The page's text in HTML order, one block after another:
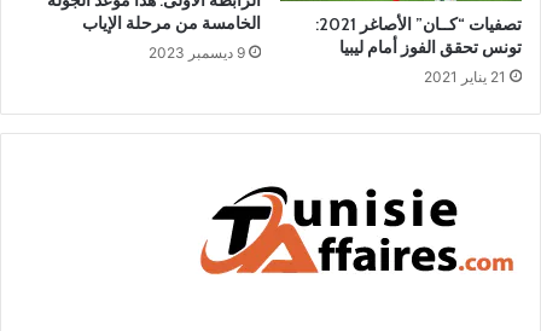
تصفيات “كــان” الأصاغر 2021:
تونس تحقق الفوز أمام ليبيا
21 يناير 2021
الخامسة من مرحلة الإياب
9 ديسمبر 2023